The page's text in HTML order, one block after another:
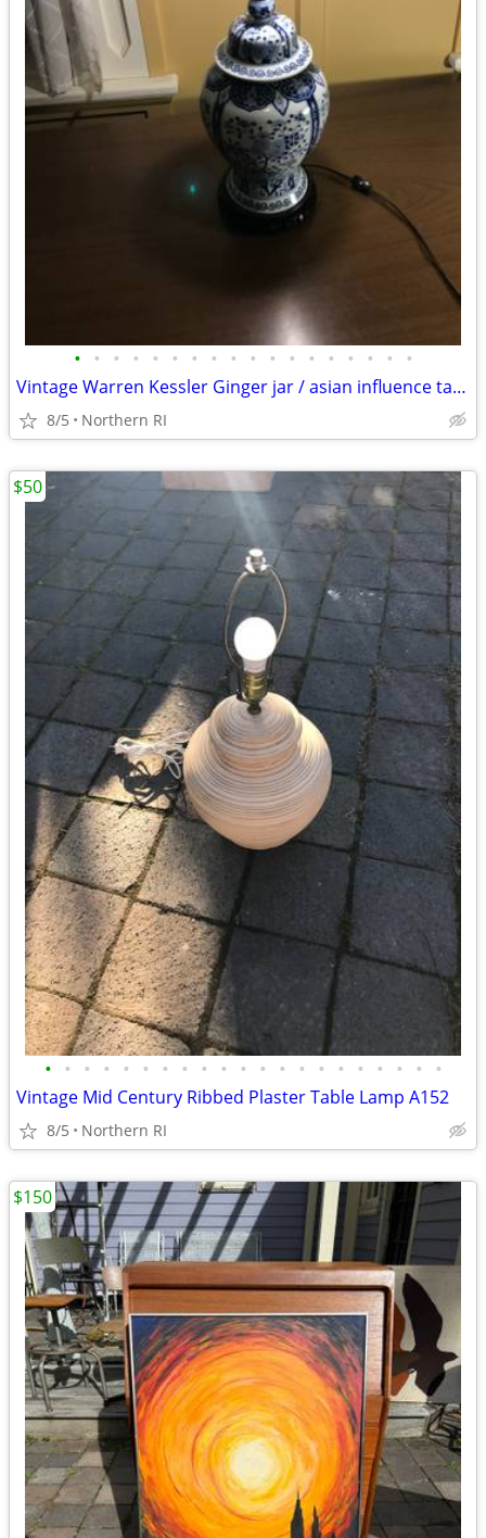
• • • • • • • • • • • • • • • • • •
Vintage Warren Kessler Ginger jar / asian influence table lamp A171
8/5 Northern RI
• • • • • • • • • • • • • • • • • • • • •
Vintage Mid Century Ribbed Plaster Table Lamp A152
8/5 Northern RI
$50
$150